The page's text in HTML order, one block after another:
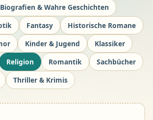
Biografien & Wahre Geschichten
Fantasy
Historische Romane
Kinder & Jugend
Klassiker
Religion Romantik
Sachbücher
Thriller & Krimis